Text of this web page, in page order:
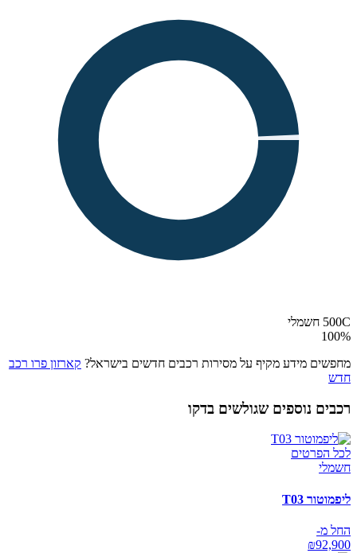
500C חשמלי
100%
מחפשים מידע מקיף על מסירות רכבים חדשים בישראל? קארזון פרו רכב
חדש
רכבים נוספים שגולשים בדקו
לכל הפרטים
חשמלי
ליפמוטור T03
החל מ-
₪92,900